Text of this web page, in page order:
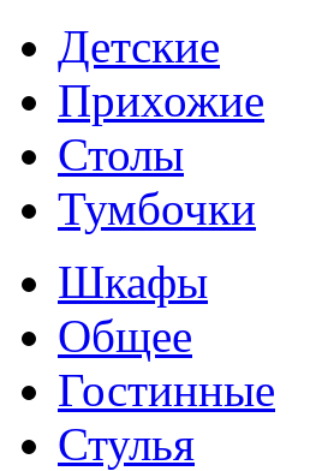
Детские
Прихожие
Столы
Тумбочки
Шкафы
Общее
Гостинные
Стулья